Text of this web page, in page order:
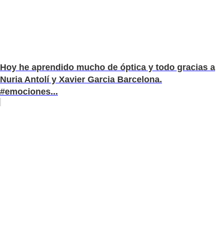
Hoy he aprendido mucho de óptica y todo gracias a
Nuria Antolí y Xavier Garcia Barcelona.
#emociones...